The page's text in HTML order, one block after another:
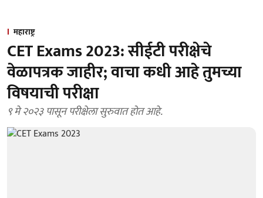
महाराष्ट्र
CET Exams 2023: सीईटी परीक्षेचे
वेळापत्रक जाहीर; वाचा कधी आहे तुमच्या
विषयाची परीक्षा
९ मे २०२३ पासून परीक्षेला सुरुवात होत आहे.